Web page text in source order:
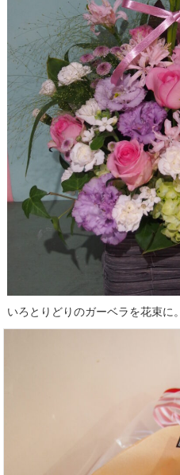
いろとりどりのガーベラを花束に。